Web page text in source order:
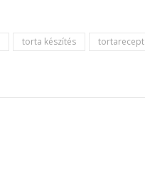
torta készítés tortarecept